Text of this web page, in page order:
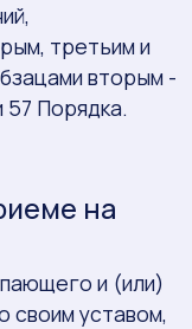
третьим и
вторым -
57 Порядка.
на
и (или)
своим уставом,